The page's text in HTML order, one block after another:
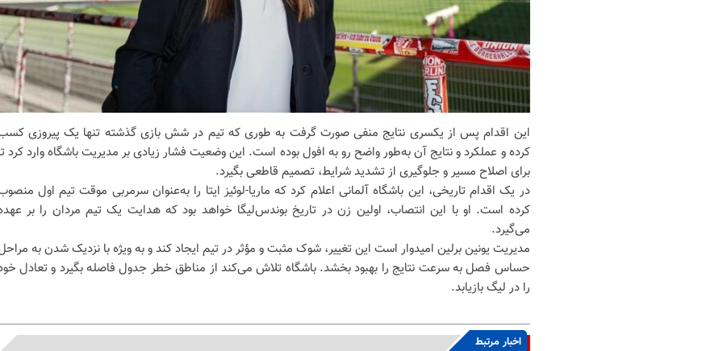
این اقدام پس از یکسری نتایج منفی صورت گرفت به طوری که تیم در شش بازی گذشته تنها یک پیروزی
کرده و عملکرد و نتایج آن به‌طور واضح رو به افول بوده است. این وضعیت فشار زیادی بر مدیریت باشگاه وارد کرد
برای اصلاح مسیر و جلوگیری از تشدید شرایط، تصمیم قاطعی بگیرد.
در یک اقدام تاریخی، این باشگاه آلمانی اعلام کرد که ماریا-لوئیز ایتا را به‌عنوان سرمربی موقت تیم اول
کرده است. او با این انتصاب، اولین زن در تاریخ بوندس‌لیگا خواهد بود که هدایت یک تیم مردان را بر
می‌گیرد.
مدیریت یونین برلین امیدوار است این تغییر، شوک مثبت و مؤثر در تیم ایجاد کند و به ویژه با نزدیک شدن به
حساس فصل به سرعت نتایج را بهبود بخشد. باشگاه تلاش می‌کند از مناطق خطر جدول فاصله بگیرد و تعادل
را در لیگ بازیابد.
اخبار مرتبط